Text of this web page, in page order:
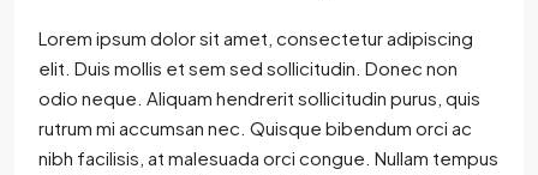
Lorem ipsum dolor sit amet, consectetur adipiscing
elit. Duis mollis et sem sed sollicitudin. Donec non
odio neque. Aliquam hendrerit sollicitudin purus, quis
rutrum mi accumsan nec. Quisque bibendum orci ac
nibh facilisis, at malesuada orci congue. Nullam tempus